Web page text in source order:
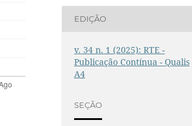
EDIÇÃO
v. 34 n. 1 (2025): RTE -
Publicação Contínua - Qualis
A4
SEÇÃO